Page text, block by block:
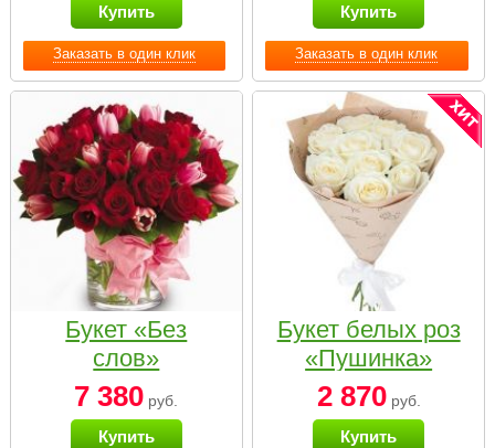
Заказать в один клик
Купить
Заказать в один клик
Купить
Букет «Без
слов»
7 380 руб.
Купить
Букет белых роз
«Пушинка»
2 870руб.
Купить